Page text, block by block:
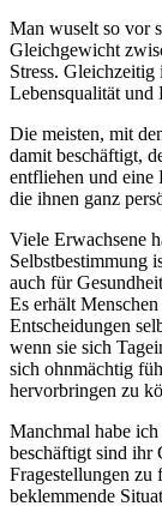
Man wuselt so vor
Gleichgewicht
Stress. Gleichzeitig
Lebensqualität und
Die meisten, mit
damit beschäftigt,
entfliehen und eine
die ihnen ganz
Viele Erwachsene
Selbstbestimmung
auch für
Es erhält
Entscheidungen
wenn sie sich
sich ohnmächtig
hervorbringen zu
Manchmal habe
beschäftigt sind ihr
Fragestellungen zu
beklemmende